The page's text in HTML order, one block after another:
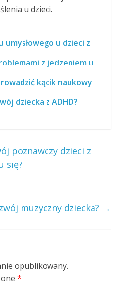
u dzieci.
umysłowego u dzieci z
z jedzeniem u
kącik naukowy
dziecka z ADHD?
poznawczy dzieci z
się?
muzyczny dziecka? →
opublikowany.
*